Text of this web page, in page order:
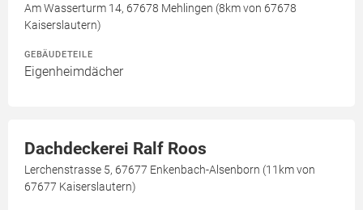
Am Wasserturm 14, 67678 Mehlingen (8km von 67678
Kaiserslautern)
GEBÄUDETEILE
Eigenheimdächer
Dachdeckerei Ralf Roos
Lerchenstrasse 5, 67677 Enkenbach-Alsenborn (11km von
67677 Kaiserslautern)